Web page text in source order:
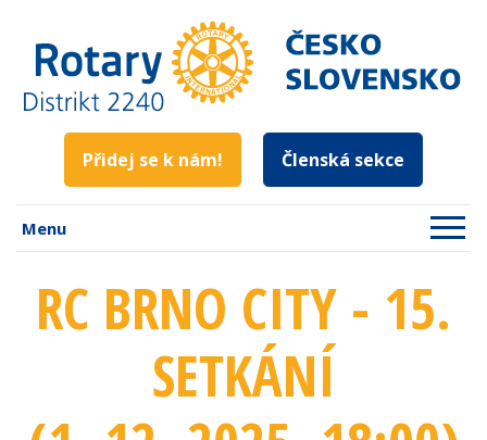
Přidej se k nám! Členská sekce
Menu
RC BRNO CITY - 15.
SETKÁNÍ